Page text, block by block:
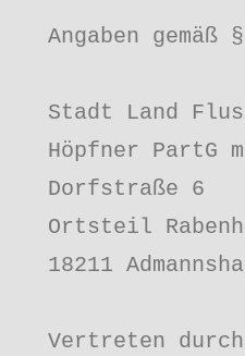
Angaben gemäß
Stadt Land
Höpfner PartG
Dorfstraße 6
Ortsteil
18211
Vertreten durch